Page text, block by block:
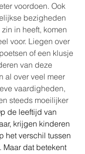
voordoen. Ook
bezigheden
in heeft, komen
voor. Liegen over
of een klusje
van deze
al over veel meer
vaardigheden,
steeds moeilijker
de leeftijd van
krijgen kinderen
het verschil tussen
dat betekent